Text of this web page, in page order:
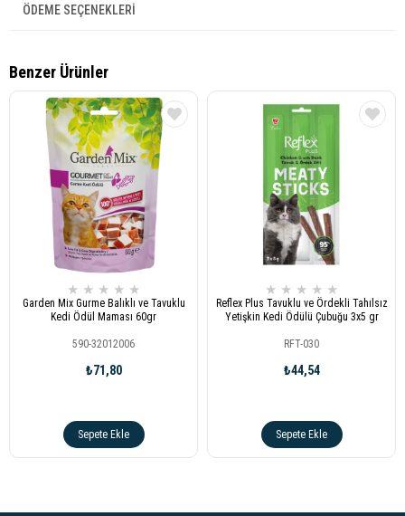
ÖDEME SEÇENEKLERI
Benzer Ürünler
★ ★ ★ ★ ★
Garden Mix Gurme Balıklı ve Tavuklu
Kedi Ödül Maması 60gr
590-32012006
₺71,80
Sepete Ekle
★ ★ ★ ★ ★
Reflex Plus Tavuklu ve Ördekli Tahılsız
Yetişkin Kedi Ödülü Çubuğu 3x5 gr
RFT-030
₺44,54
Sepete Ekle